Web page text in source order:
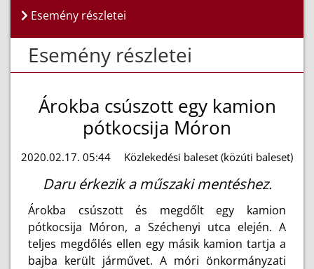
Esemény részletei
Esemény részletei
Árokba csúszott egy kamion
pótkocsija Móron
2020.02.17. 05:44 Közlekedési baleset (közúti baleset)
Daru érkezik a műszaki mentéshez.
Árokba csúszott és megdőlt egy kamion
pótkocsija Móron, a Széchenyi utca elején. A
teljes megdőlés ellen egy másik kamion tartja a
bajba került járművet. A móri önkormányzati